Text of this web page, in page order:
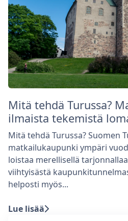
Mitä tehdä Turussa?
ilmaista tekemistä
Mitä tehdä Turussa? Suomen
matkailukaupunki ympäri
loistaa merellisellä
viihtyisästä
helposti myös...
Lue lisää